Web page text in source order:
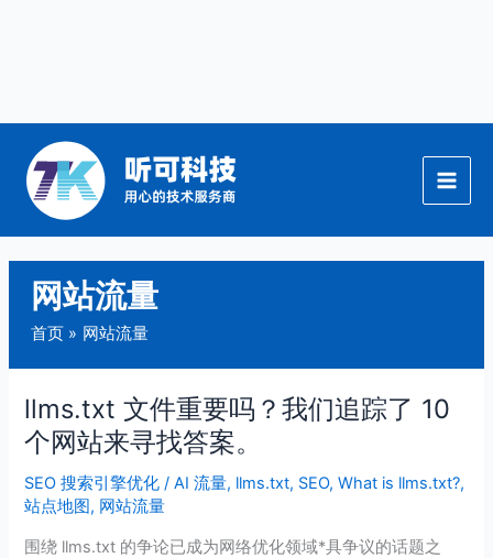
网站流量
首页 网站流量
llms.txt 文件重要吗？我们追踪了 10
个网站来寻找答案。
SEO 搜索引擎优化 /AI 流量, llms.txt, SEO,What is llms.txt?,
站点地图, 网站流量
围绕 llms.txt 的争论已成为网络优化领域*具争议的话题之
llms.txt
文
件
重
要
吗？